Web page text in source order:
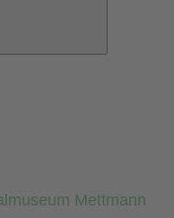
Mettmann